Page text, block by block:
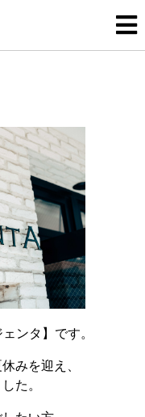
ンタ】です。
みを迎え、
た。